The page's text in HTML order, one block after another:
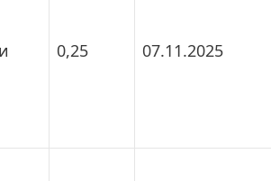
0,25 07.11.2025